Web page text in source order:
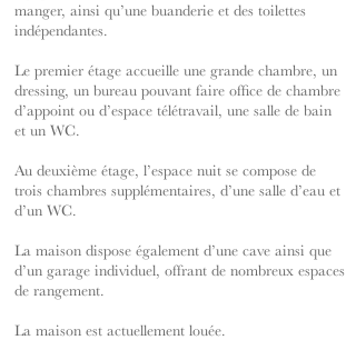
manger, ainsi qu’une buanderie et des toilettes
indépendantes.
Le premier étage accueille une grande chambre, un
dressing, un bureau pouvant faire office de chambre
d’appoint ou d’espace télétravail, une salle de bain
et un WC.
Au deuxième étage, l’espace nuit se compose de
trois chambres supplémentaires, d’une salle d’eau et
d’un WC.
La maison dispose également d’une cave ainsi que
d’un garage individuel, offrant de nombreux espaces
de rangement.
La maison est actuellement louée.